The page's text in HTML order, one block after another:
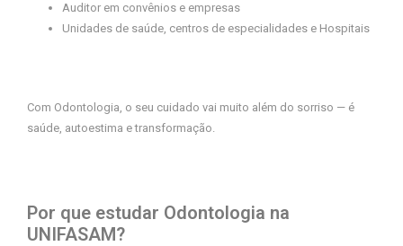
Auditor em convênios e empresas
Unidades de saúde, centros de especialidades e Hospitais
Com Odontologia, o seu cuidado vai muito além do sorriso — é
saúde, autoestima e transformação.
Por que estudar Odontologia na
UNIFASAM?